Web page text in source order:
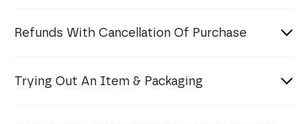
Refunds With Cancellation Of Purchase
Trying Out An Item & Packaging